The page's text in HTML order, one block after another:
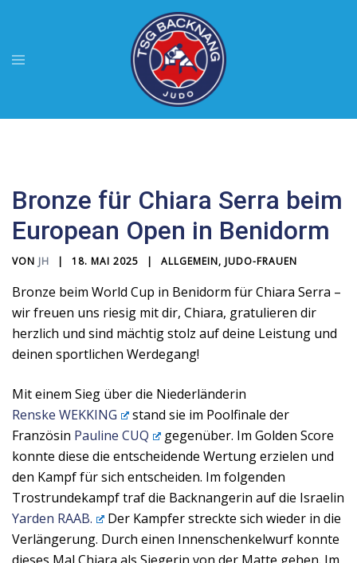
springen
Menü
umschalten
Bronze für Chiara Serra beim
European Open in Benidorm
VON JH 18. MAI 2025 ALLGEMEIN, JUDO-FRAUEN
Bronze beim World Cup in Benidorm für Chiara Serra –
wir freuen uns riesig mit dir, Chiara, gratulieren dir
herzlich und sind mächtig stolz auf deine Leistung und
deinen sportlichen Werdegang!
Mit einem Sieg über die Niederländerin
Renske WEKKING
stand sie im Poolfinale der
Französin Pauline CUQ
gegenüber. Im Golden Score
konnte diese die entscheidende Wertung erzielen und
den Kampf für sich entscheiden. Im folgenden
Trostrundekampf traf die Backnangerin auf die Israelin
Yarden RAAB.
Der Kampfer streckte sich wieder in die
Verlängerung. Durch einen Innenschenkelwurf konnte